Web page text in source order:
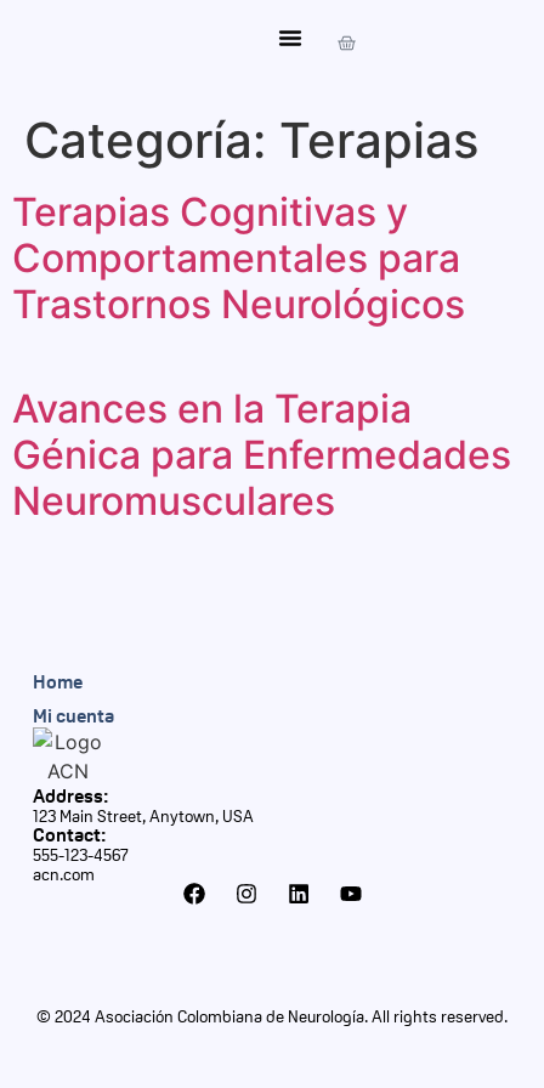
Categoría: Terapias
Terapias Cognitivas y
Comportamentales para
Trastornos Neurológicos
Avances en la Terapia
Génica para Enfermedades
Neuromusculares
Address:
123 Main Street, Anytown, USA
Contact:
555-123-4567
acn.com
Home
Mi cuenta
© 2024 Asociación Colombiana de Neurología. All rights reserved.